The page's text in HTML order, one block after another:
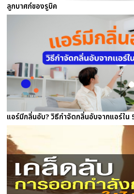
ลูกบาศก์ของรูบิค
แอร์มีกลิ่นอับ? วิธีกำจัดกลิ่นอับจากแอร์ใน